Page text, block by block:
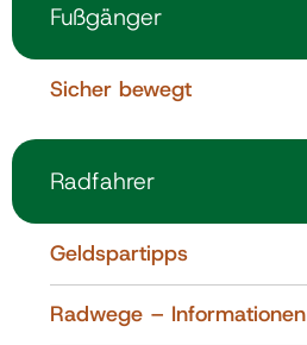
Fußgänger
Sicher bewegt
Radfahrer
Geldspartipps
Radwege – Informationen